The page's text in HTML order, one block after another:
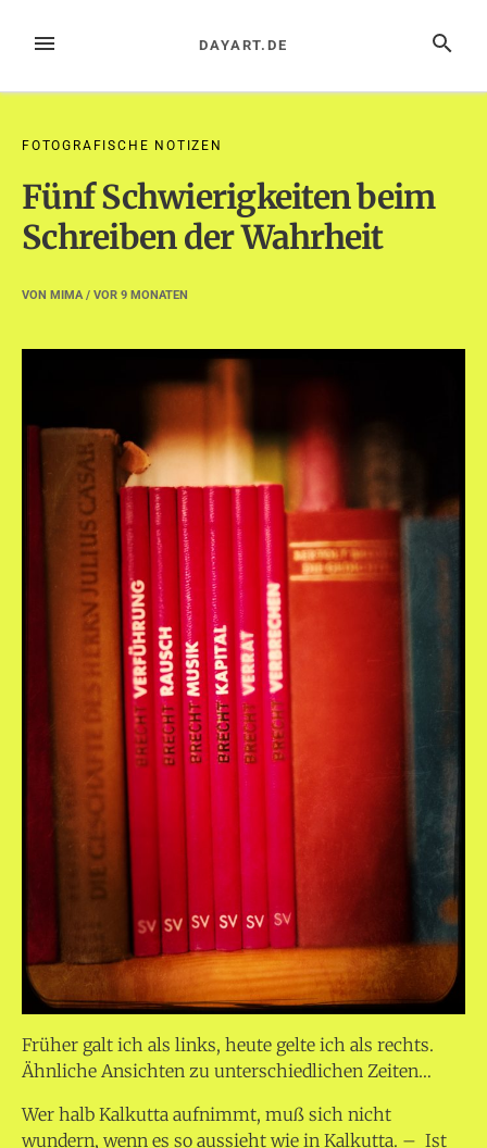
InhaltMENÜ SUCHE
DAYART.DE
FOTOGRAFISCHE NOTIZEN
Fünf Schwierigkeiten beim
Schreiben der Wahrheit
VON MIMA/ VOR 9 MONATEN
Früher galt ich als links, heute gelte ich als rechts.
Ähnliche Ansichten zu unterschiedlichen Zeiten…
Wer halb Kalkutta aufnimmt, muß sich nicht
wundern, wenn es so aussieht wie in Kalkutta. – Ist